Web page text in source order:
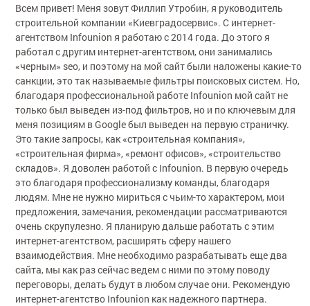
Всем привет! Меня зовут Филлип Утробин, я руководитель
строительной компании «Киевградосервис». С интернет-
агентством Infounion я работаю с 2014 года. До этого я
работал с другим интернет-агентством, они занимались
«черным» seo, и поэтому на мой сайт были наложены какие-то
санкции, это так называемые фильтры поисковых систем. Но,
благодаря профессиональной работе Infounion мой сайт не
только был выведен из-под фильтров, но и по ключевым для
меня позициям в Google был выведен на первую страничку.
Это такие запросы, как «строительная компания»,
«строительная фирма», «ремонт офисов», «строительство
складов». Я доволен работой с Infounion. В первую очередь
это благодаря профессионализму команды, благодаря
людям. Мне не нужно мириться с чьим-то характером, мои
предложения, замечания, рекомендации рассматриваются
очень скрупулезно. Я планирую дальше работать с этим
интернет-агентством, расширять сферу нашего
взаимодействия. Мне необходимо разрабатывать еще два
сайта, мы как раз сейчас ведем с ними по этому поводу
переговоры, делать будут в любом случае они. Рекомендую
интернет-агентство Infounion как надежного партнера.